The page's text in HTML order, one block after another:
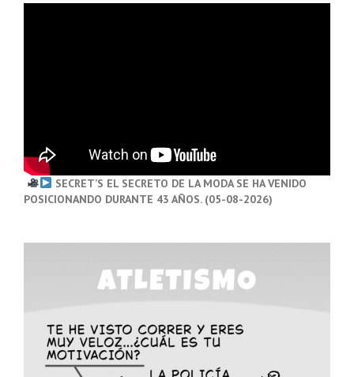
SECRET’S EL SECRETO DE LA MODA SE HA VENIDO
POSICIONANDO DURANTE 43 AÑOS. (05-08-2026)